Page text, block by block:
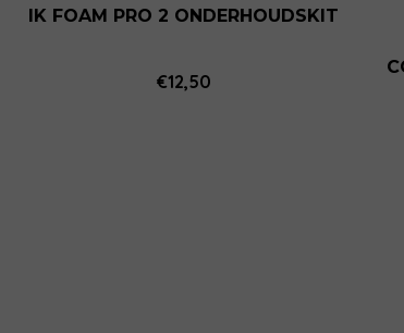
IK FOAM PRO 2 ONDERHOUDSKIT
€12,50